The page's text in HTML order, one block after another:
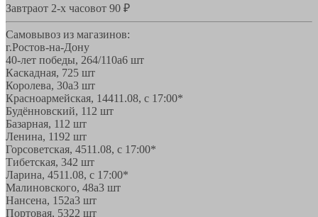
Завтраот 2-х часовот 90 ₽
Самовывоз из магазинов:
г.Ростов-на-Дону
40-лет победы, 264/110а6 шт
Каскадная, 725 шт
Королева, 30а3 шт
Красноармейская, 14411.08, с 17:00*
Будённовский, 11 2 шт
Базарная, 11 2 шт
Ленина, 1192 шт
Горсоветская, 4511.08, с 17:00*
Тибетская, 342 шт
Ларина, 4511.08, с 17:00*
Малиновского, 48а3 шт
Нансена, 152а3 шт
Портовая, 5322 шт